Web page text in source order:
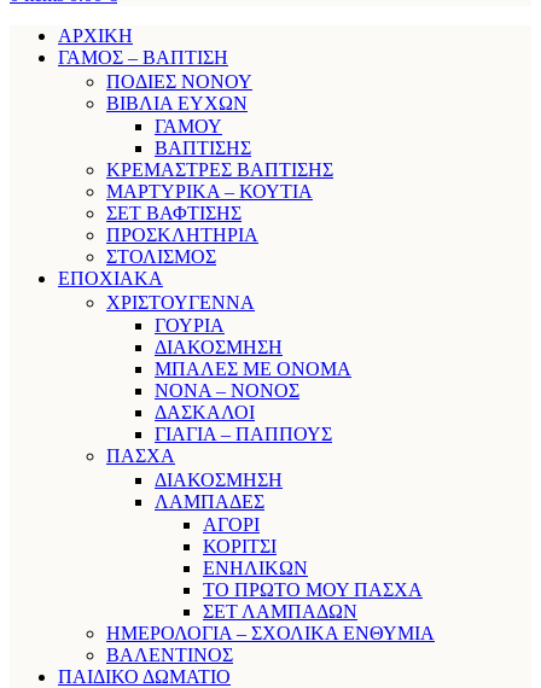
ΑΡΧΙΚΗ
ΓΑΜΟΣ – ΒΑΠΤΙΣΗ
ΠΟΔΙΕΣ ΝΟΝΟΥ
ΒΙΒΛΙΑ ΕΥΧΩΝ
ΓΑΜΟΥ
ΒΑΠΤΙΣΗΣ
ΚΡΕΜΑΣΤΡΕΣ ΒΑΠΤΙΣΗΣ
ΜΑΡΤΥΡΙΚΑ – ΚΟΥΤΙΑ
ΣΕΤ ΒΑΦΤΙΣΗΣ
ΠΡΟΣΚΛΗΤΗΡΙΑ
ΣΤΟΛΙΣΜΟΣ
ΕΠΟΧΙΑΚΑ
ΧΡΙΣΤΟΥΓΕΝΝΑ
ΓΟΥΡΙΑ
ΔΙΑΚΟΣΜΗΣΗ
ΜΠΑΛΕΣ ΜΕ ΟΝΟΜΑ
ΝΟΝΑ – ΝΟΝΟΣ
ΔΑΣΚΑΛΟΙ
ΓΙΑΓΙΑ – ΠΑΠΠΟΥΣ
ΠΑΣΧΑ
ΔΙΑΚΟΣΜΗΣΗ
ΛΑΜΠΑΔΕΣ
ΑΓΟΡΙ
ΚΟΡΙΤΣΙ
ΕΝΗΛΙΚΩΝ
ΤΟ ΠΡΩΤΟ ΜΟΥ ΠΑΣΧΑ
ΣΕΤ ΛΑΜΠΑΔΩΝ
ΗΜΕΡΟΛΟΓΙΑ – ΣΧΟΛΙΚΑ ΕΝΘΥΜΙΑ
ΒΑΛΕΝΤΙΝΟΣ
ΠΑΙΔΙΚΟ ΔΩΜΑΤΙΟ